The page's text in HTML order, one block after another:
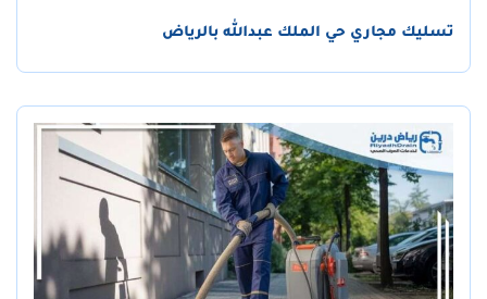
تسليك مجاري حي الملك عبدالله بالرياض